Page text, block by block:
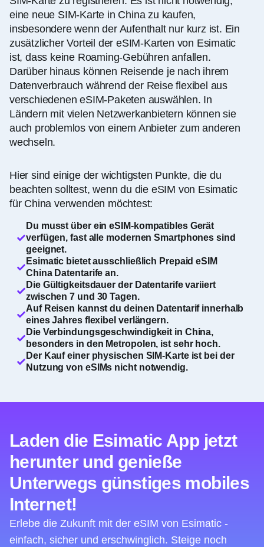
eine neue SIM-Karte in China zu kaufen,
insbesondere wenn der Aufenthalt nur kurz ist. Ein
zusätzlicher Vorteil der eSIM-Karten von Esimatic
ist, dass keine Roaming-Gebühren anfallen.
Darüber hinaus können Reisende je nach ihrem
Datenverbrauch während der Reise flexibel aus
verschiedenen eSIM-Paketen auswählen. In
Ländern mit vielen Netzwerkanbietern können sie
auch problemlos von einem Anbieter zum anderen
wechseln.
Hier sind einige der wichtigsten Punkte, die du
beachten solltest, wenn du die eSIM von Esimatic
für China verwenden möchtest:
Du musst über ein eSIM-kompatibles Gerät
verfügen, fast alle modernen Smartphones sind
geeignet.
Esimatic bietet ausschließlich Prepaid eSIM
China Datentarife an.
Die Gültigkeitsdauer der Datentarife variiert
zwischen 7 und 30 Tagen.
Auf Reisen kannst du deinen Datentarif innerhalb
eines Jahres flexibel verlängern.
Die Verbindungsgeschwindigkeit in China,
besonders in den Metropolen, ist sehr hoch.
Der Kauf einer physischen SIM-Karte ist bei der
Nutzung von eSIMs nicht notwendig.
Laden die Esimatic App jetzt
herunter und genieße
Unterwegs günstiges mobiles
Internet!
Erlebe die Zukunft mit der eSIM von Esimatic -
einfach, sicher und erschwinglich. Steige noch